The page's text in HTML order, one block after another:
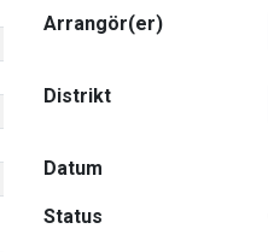
Arrangör(er)
Distrikt
Datum
Status